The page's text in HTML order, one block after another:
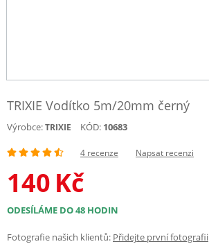
TRIXIE Vodítko 5m/20mm černý
Výrobce:TRIXIE KÓD: 10683
4 recenze Napsat recenzi
140 Kč
ODESÍLÁME DO 48 HODIN
Fotografie našich klientů: Přidejte první fotografii